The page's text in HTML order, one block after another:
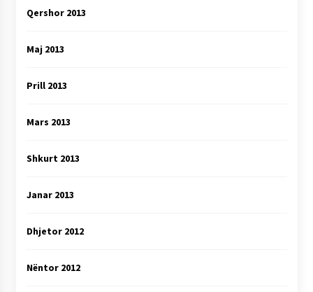
Qershor 2013
Maj 2013
Prill 2013
Mars 2013
Shkurt 2013
Janar 2013
Dhjetor 2012
Nëntor 2012